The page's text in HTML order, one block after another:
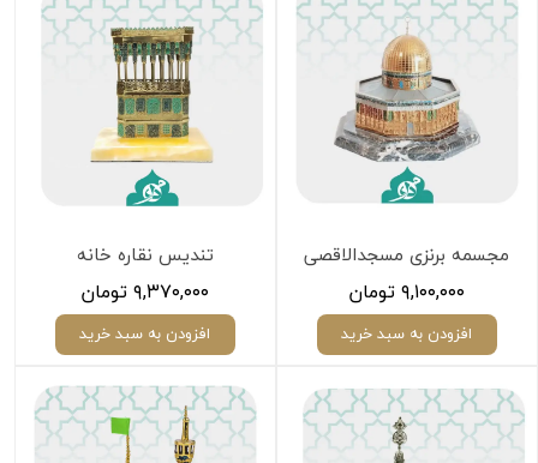
مجسمه برنزی مسجدالاقصی
۹,۱۰۰,۰۰۰ تومان
افزودن به سبد خرید
تندیس نقاره خانه
۹,۳۷۰,۰۰۰ تومان
افزودن به سبد خرید